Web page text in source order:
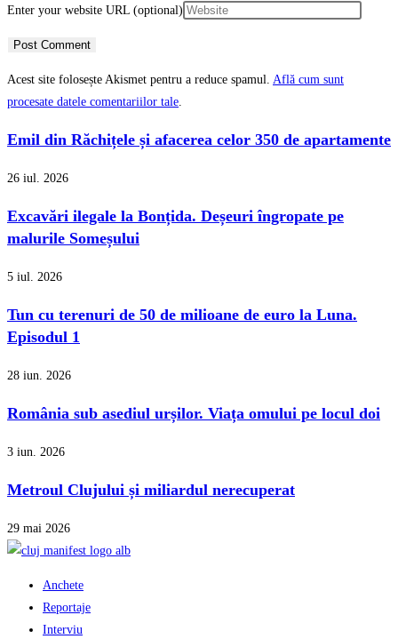
Enter your website URL (optional)
Acest site folosește Akismet pentru a reduce spamul. Află cum sunt
procesate datele comentariilor tale.
Emil din Răchițele și afacerea celor 350 de apartamente
26 iul. 2026
Excavări ilegale la Bonțida. Deșeuri îngropate pe
malurile Someșului
5 iul. 2026
Tun cu terenuri de 50 de milioane de euro la Luna.
Episodul 1
28 iun. 2026
România sub asediul urșilor. Viața omului pe locul doi
3 iun. 2026
Metroul Clujului și miliardul nerecuperat
29 mai 2026
Anchete
Reportaje
Interviu